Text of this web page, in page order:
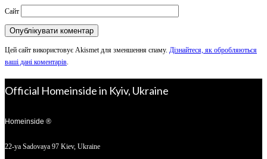
Сайт
Цей сайт використовує Akismet для зменшення спаму. Дізнайтеся, як обробляються
ваші дані коментарів.
Official Homeinside in Kyiv, Ukraine
Homeinside ®
22-ya Sadovaya 97 Kiev, Ukraine